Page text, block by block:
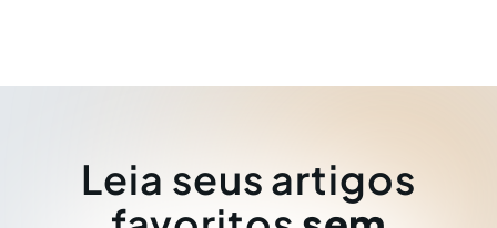
Leia seus artigos